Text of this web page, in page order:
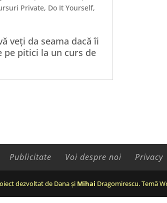
Private, Do It Yourself,
veți da seama dacă îi
pe pitici la un curs de
Publicitate Voi despre noi Privacy
dezvoltat de Dana și Mihai Dragomirescu. Temă